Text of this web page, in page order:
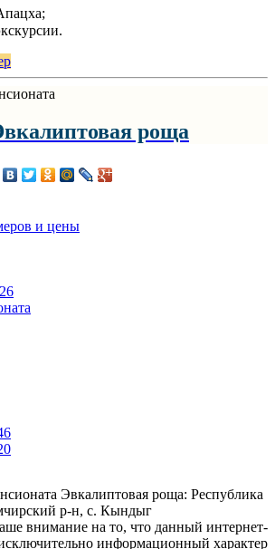
роща
и цены
Эвкалиптовая роща: Республика
р-н, с. Кындыг
внимание на то, что данный интернет-
информационный характер